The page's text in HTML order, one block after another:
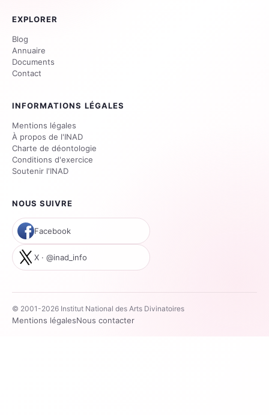
EXPLORER
Blog
Annuaire
Documents
Contact
INFORMATIONS LÉGALES
Mentions légales
À propos de l'INAD
Charte de déontologie
Conditions d'exercice
Soutenir l'INAD
NOUS SUIVRE
Facebook
X · @inad_info
© 2001-2026 Institut National des Arts Divinatoires
Mentions légalesNous contacter